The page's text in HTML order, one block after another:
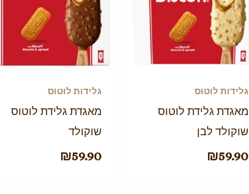
גלידות לוטוס
מאגדת גלידת לוטוס
שוקולד לבן
₪59.90
גלידות לוטוס
מאגדת גלידת לוטוס
שוקולד
₪59.90